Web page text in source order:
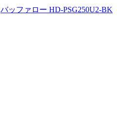
バッファロー HD-PSG250U2-BK